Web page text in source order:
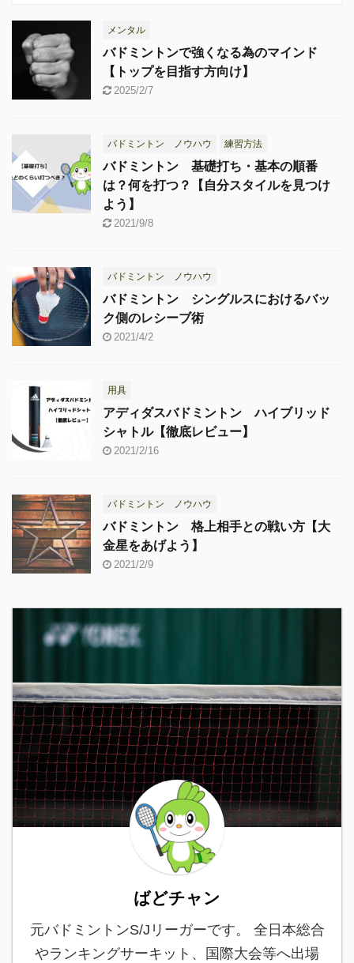
メンタル
バドミントンで強くなる為のマインド
【トップを目指す方向け】
2025/2/7
バドミントン ノウハウ 練習方法
バドミントン 基礎打ち・基本の順番
は？何を打つ？【自分スタイルを見つけ
よう】
2021/9/8
バドミントン ノウハウ
バドミントン シングルスにおけるバッ
ク側のレシーブ術
2021/4/2
用具
アディダスバドミントン ハイブリッド
シャトル【徹底レビュー】
2021/2/16
バドミントン ノウハウ
バドミントン 格上相手との戦い方【大
金星をあげよう】
2021/2/9
ばどチャン
元バドミントンS/Jリーガーです。 全日本総合
やランキングサーキット、国際大会等へ出場